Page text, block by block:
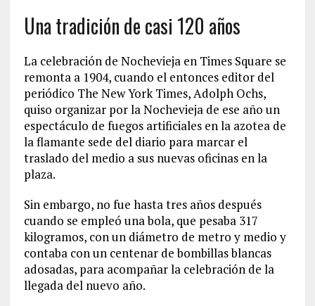
Una tradición de casi 120 años
La celebración de Nochevieja en Times Square se
remonta a 1904, cuando el entonces editor del
periódico The New York Times, Adolph Ochs,
quiso organizar por la Nochevieja de ese año un
espectáculo de fuegos artificiales en la azotea de
la flamante sede del diario para marcar el
traslado del medio a sus nuevas oficinas en la
plaza.
Sin embargo, no fue hasta tres años después
cuando se empleó una bola, que pesaba 317
kilogramos, con un diámetro de metro y medio y
contaba con un centenar de bombillas blancas
adosadas, para acompañar la celebración de la
llegada del nuevo año.